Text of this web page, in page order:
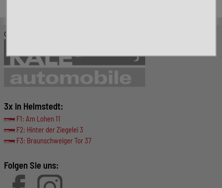
© KALE-Automobile GmbH
3x in Helmstedt:
F1: Am Lohen 11
F2: Hinter der Ziegelei 3
F3: Braunschweiger Tor 37
Folgen Sie uns: